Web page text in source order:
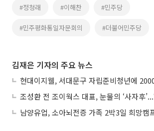
#정청래 #이해찬 #민주당
#민주평화통일자문회의 #더불어민주당
김재은 기자의 주요 뉴스
현대이지웰, 서대문구 자립준비청년에
남양유업, 소아뇌전증 가족 2박3일 희망캠